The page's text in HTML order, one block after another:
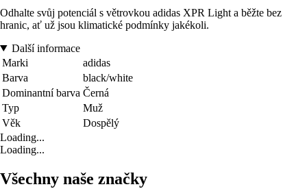
Odhalte svůj potenciál s větrovkou adidas XPR Light a běžte bez
hranic, ať už jsou klimatické podmínky jakékoli.
Další informace
Marki
adidas
Barva
black/white
Dominantní barva Černá
Typ
Muž
Věk
Dospělý
Loading...
Loading...
Všechny naše značky